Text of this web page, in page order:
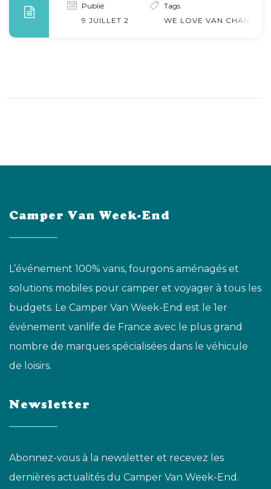
Publié
9 JUILLET 2025
Tags
WE LOVE VAN
Camper Van Week-End
L’événement 100% vans, fourgons aménagés et
solutions mobiles pour camper et voyager à tous les
budgets. Le Camper Van Week-End est le 1er
événement vanlife de France avec le plus grand
nombre de marques spécialisées dans le véhicule
de loisirs.
Newsletter
Abonnez-vous à la newsletter et recevez les
dernières actualités du Camper Van Week-End.